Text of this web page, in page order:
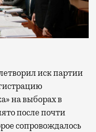
на выборах в
после почти
сопровождалось